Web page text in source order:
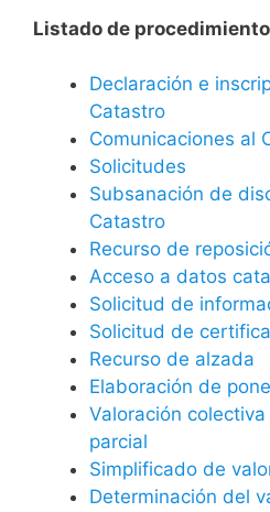
Listado de
Declaración e
Catastro
Comunicaciones al
Solicitudes
Subsanación de
Catastro
Recurso de
Acceso a datos
Solicitud de
Solicitud de
Recurso de alzada
Elaboración de
Valoración
parcial
Simplificado de
Determinación del